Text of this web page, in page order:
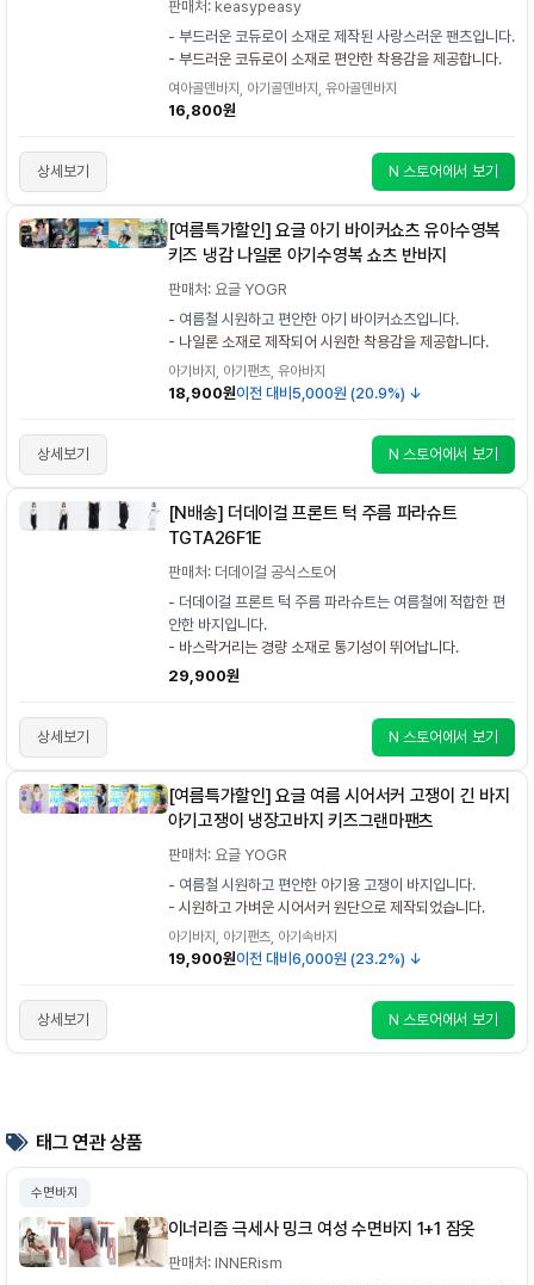
판매처: keasypeasy
- 부드러운 코듀로이 소재로 제작된 사랑스러운 팬츠입니다.
- 부드러운 코듀로이 소재로 편안한 착용감을 제공합니다.
여아골덴바지, 아기골덴바지, 유아골덴바지
16,800원
상세보기 N 스토어에서 보기
[여름특가할인] 요글 아기 바이커쇼츠 유아수영복
키즈 냉감 나일론 아기수영복 쇼츠 반바지
판매처: 요글 YOGR
- 여름철 시원하고 편안한 아기 바이커쇼츠입니다.
- 나일론 소재로 제작되어 시원한 착용감을 제공합니다.
아기바지, 아기팬츠, 유아바지
18,900원이전 대비 5,000원 (20.9%) ↓
상세보기 N 스토어에서 보기
[N배송] 더데이걸 프론트 턱 주름 파라슈트
TGTA26F1E
판매처: 더데이걸 공식스토어
- 더데이걸 프론트 턱 주름 파라슈트는 여름철에 적합한 편
안한 바지입니다.
- 바스락거리는 경량 소재로 통기성이 뛰어납니다.
29,900원
상세보기 N 스토어에서 보기
[여름특가할인] 요글 여름 시어서커 고쟁이 긴 바지
아기고쟁이 냉장고바지 키즈그랜마팬츠
판매처: 요글 YOGR
- 여름철 시원하고 편안한 아기용 고쟁이 바지입니다.
- 시원하고 가벼운 시어서커 원단으로 제작되었습니다.
아기바지, 아기팬츠, 아기속바지
19,900원이전 대비 6,000원 (23.2%) ↓
상세보기 N 스토어에서 보기
태그 연관 상품
수면바지
이너리즘 극세사 밍크 여성 수면바지 1+1 잠옷
판매처: INNERism